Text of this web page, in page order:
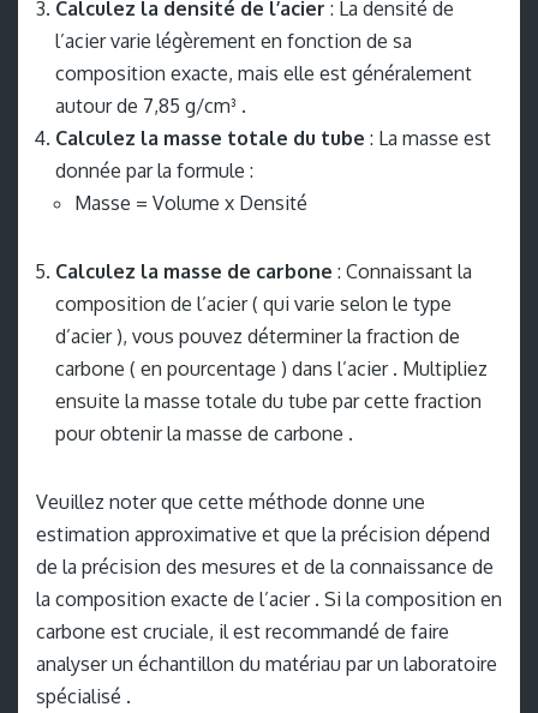
Calculez la densité de l’acier : La densité de
l’acier varie légèrement en fonction de sa
composition exacte, mais elle est généralement
autour de 7,85 g/cm³ .
Calculez la masse totale du tube : La masse est
donnée par la formule :
Masse = Volume x Densité
Calculez la masse de carbone : Connaissant la
composition de l’acier ( qui varie selon le type
d’acier ), vous pouvez déterminer la fraction de
carbone ( en pourcentage ) dans l’acier . Multipliez
ensuite la masse totale du tube par cette fraction
pour obtenir la masse de carbone .
Veuillez noter que cette méthode donne une
estimation approximative et que la précision dépend
de la précision des mesures et de la connaissance de
la composition exacte de l’acier . Si la composition en
carbone est cruciale, il est recommandé de faire
analyser un échantillon du matériau par un laboratoire
spécialisé .